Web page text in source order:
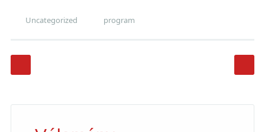
Uncategorized program
Post navigation